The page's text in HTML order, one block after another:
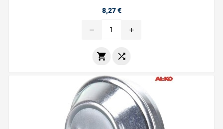
8,27 €Prix
remove add
 